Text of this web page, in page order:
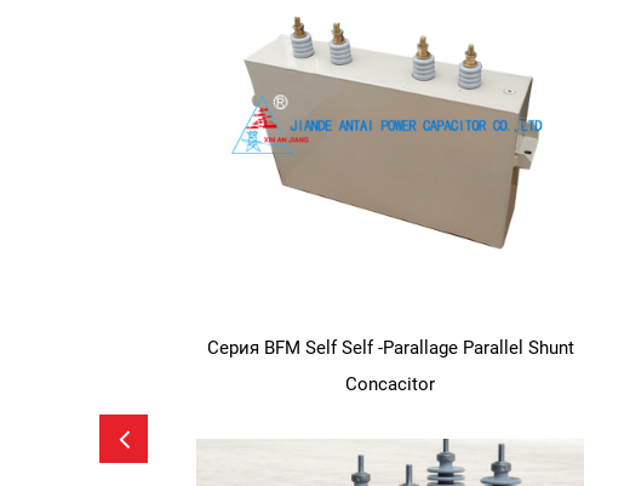
Серия BFM Self Self -Parallage Parallel Shunt
Concacitor